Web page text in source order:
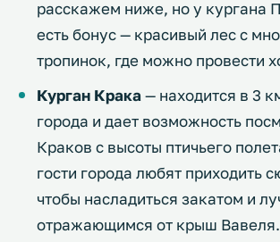
расскажем ниже, но у кургана
есть бонус — красивый лес с
тропинок, где можно провести
Курган Крака— находится в 3
города и дает возможность
Краков с высоты птичьего
гости города любят приходить
чтобы насладиться закатом и
отражающимся от крыш Вавеля.